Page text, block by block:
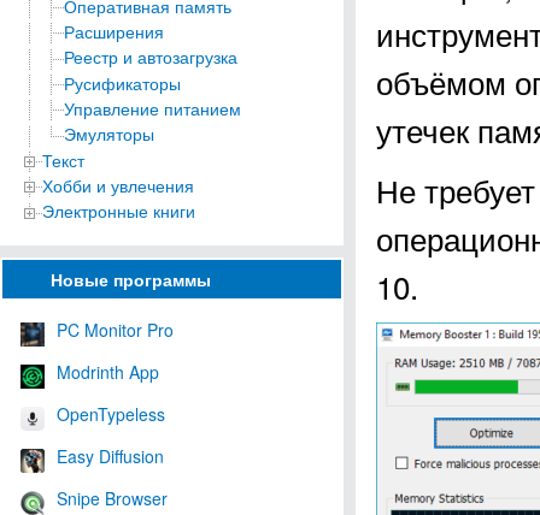
Оперативная память
Расширения
Реестр и автозагрузка
Русификаторы
Управление питанием
Эмуляторы
Текст
Хобби и увлечения
Электронные книги
Новые программы
PC Monitor Pro
Modrinth App
OpenTypeless
Easy Diffusion
Snipe Browser
объёмом
утечек
Не
10.